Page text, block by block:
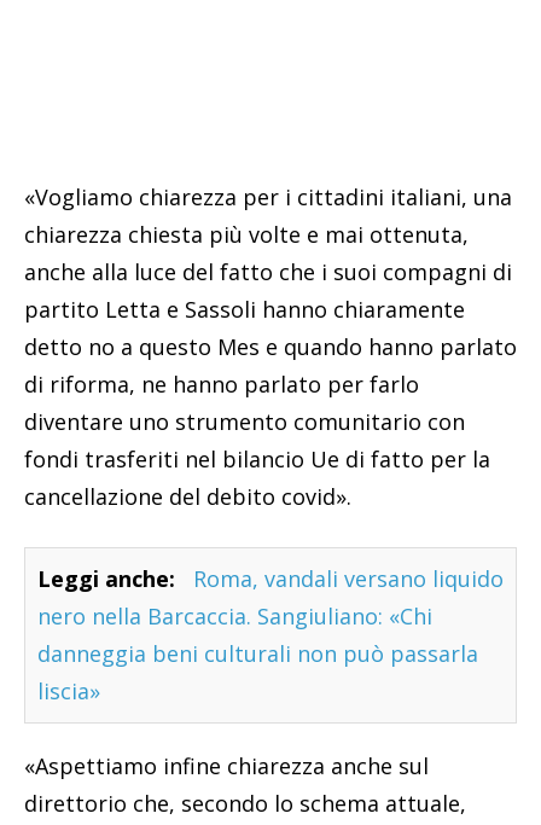
«Vogliamo chiarezza per i cittadini italiani, una
chiarezza chiesta più volte e mai ottenuta,
anche alla luce del fatto che i suoi compagni di
partito Letta e Sassoli hanno chiaramente
detto no a questo Mes e quando hanno parlato
di riforma, ne hanno parlato per farlo
diventare uno strumento comunitario con
fondi trasferiti nel bilancio Ue di fatto per la
cancellazione del debito covid».
Leggi anche:
Roma, vandali versano liquido
nero nella Barcaccia. Sangiuliano: «Chi
danneggia beni culturali non può passarla
liscia»
«Aspettiamo infine chiarezza anche sul
direttorio che, secondo lo schema attuale,